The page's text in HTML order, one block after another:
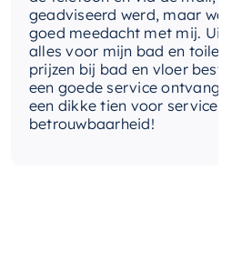
geadviseerd werd, maar waarbij
goed meedacht met mij.
alles voor mijn bad en toilet voor
prijzen bij bad en vloer besteld.
een goede service ontvangen.
een dikke tien voor service,
betrouwbaarheid!